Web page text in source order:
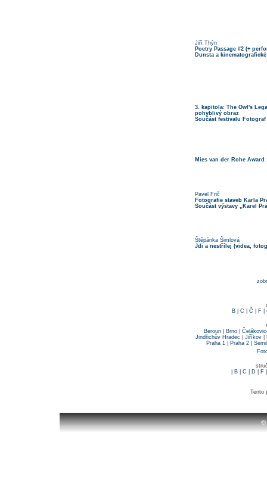
Jiří Thýn
Poetry Passage #2 (+
Dunsta a
3. kapitola: The Owl's
pohyblivý obraz
Součást festivalu
Mies van der Rohe Award
Pavel Frič
Fotografie staveb Karla
Součást výstavy „Karel
Štěpánka Šimlová
Jdi a nestřílej (videa,
B
C Č F
Beroun| Brno|
Jindřichův Hradec
Jiříkov
Praha 1
Praha 2
B| C D F
Tento
©